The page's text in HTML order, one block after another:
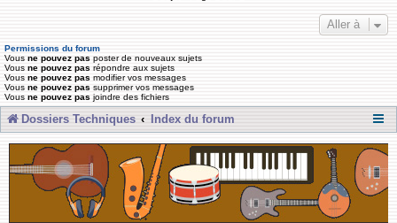
Aller à
Permissions du forum
Vous ne pouvez pas poster de nouveaux sujets
Vous ne pouvez pas répondre aux sujets
Vous ne pouvez pas modifier vos messages
Vous ne pouvez pas supprimer vos messages
Vous ne pouvez pas joindre des fichiers
Dossiers Techniques Index du forum